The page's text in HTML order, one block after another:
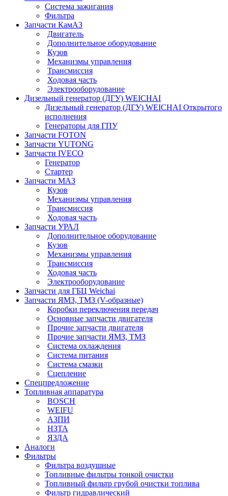
Система зажигания
Фильтра
Запчасти КамАЗ
Двигатель
Дополнительное оборудование
Кузов
Механизмы управления
Трансмиссия
Ходовая часть
Электрооборудование
Дизельный генератор (ДГУ) WEICHAI
Дизельный генератор (ДГУ) WEICHAI Открытого
исполнения
Генераторы для ГПУ
Запчасти FOTON
Запчасти YUTONG
Запчасти IVECO
Генератор
Стартер
Запчасти МАЗ
Кузов
Механизмы управления
Трансмиссия
Ходовая часть
Запчасти УРАЛ
Дополнительное оборудование
Кузов
Механизмы управления
Трансмиссия
Ходовая часть
Электрооборудование
Запчасти для ГБЦ Weichai
Запчасти ЯМЗ, ТМЗ (V-образные)
Коробки переключения передач
Основные запчасти двигателя
Прочие запчасти двигателя
Прочие запчасти ЯМЗ, ТМЗ
Система охлаждения
Система питания
Система смазки
Сцепление
Спецпредложение
Топливная аппаратура
BOSCH
WEIFU
АЗПИ
НЗТА
ЯЗДА
Аналоги
Фильтры
Фильтра воздушные
Топливные фильтры тонкой очистки
Топливный фильтр грубой очистки топлива
Фильтр гидравлический